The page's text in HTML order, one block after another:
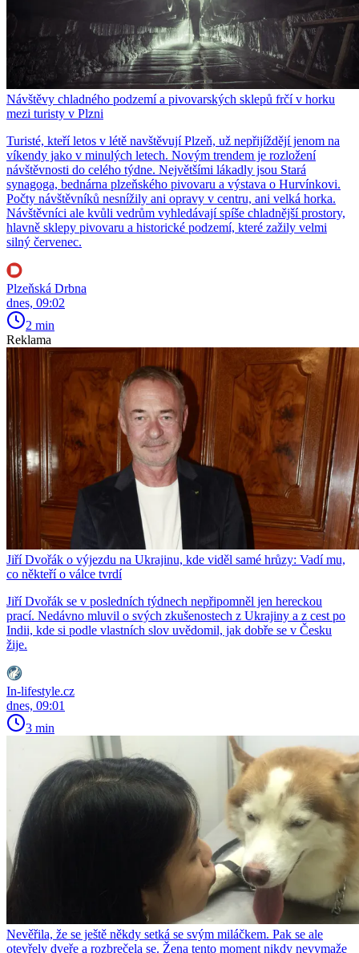
Návštěvy chladného podzemí a pivovarských sklepů frčí v horku
mezi turisty v Plzni
Turisté, kteří letos v létě navštěvují Plzeň, už nepřijíždějí jenom na
víkendy jako v minulých letech. Novým trendem je rozložení
návštěvnosti do celého týdne. Největšími lákadly jsou Stará
synagoga, bednárna plzeňského pivovaru a výstava o Hurvínkovi.
Počty návštěvníků nesnížily ani opravy v centru, ani velká horka.
Návštěvníci ale kvůli vedrům vyhledávají spíše chladnější prostory,
hlavně sklepy pivovaru a historické podzemí, které zažily velmi
silný červenec.
Plzeňská Drbna
dnes, 09:02
2 min
Reklama
Jiří Dvořák o výjezdu na Ukrajinu, kde viděl samé hrůzy: Vadí mu,
co někteří o válce tvrdí
Jiří Dvořák se v posledních týdnech nepřipomněl jen hereckou
prací. Nedávno mluvil o svých zkušenostech z Ukrajiny a z cest po
Indii, kde si podle vlastních slov uvědomil, jak dobře se v Česku
žije.
In-lifestyle.cz
dnes, 09:01
3 min
Nevěřila, že se ještě někdy setká se svým miláčkem. Pak se ale
otevřely dveře a rozbrečela se. Žena tento moment nikdy nevymaže